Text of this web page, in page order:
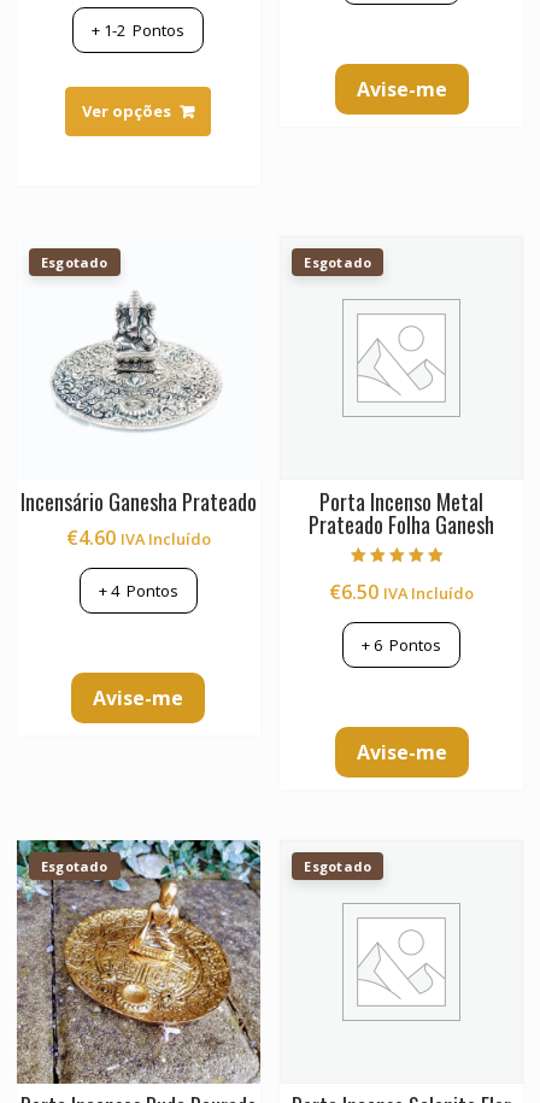
+ 1-2 Pontos
Ver opções
has
the
product
Avise-me
Esgotado
Incensário Ganesha Prateado
€4.60 IVA Incluído
+4Pontos
Avise-me
Esgotado
Porta Incenso Metal
Prateado Folha Ganesh
5.00
€6.50 IVA Incluído
+6 Pontos
Avise-me
Esgotado Esgotado